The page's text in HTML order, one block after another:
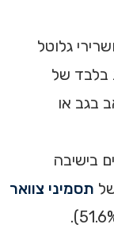
גלוטל
לאחר 30 דקות בלבד של
בגב או
בישיבה
תסמיני צוואר